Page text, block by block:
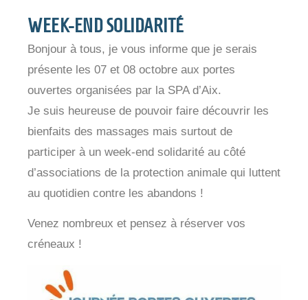
WEEK-END SOLIDARITÉ
Bonjour à tous, je vous informe que je serais
présente les 07 et 08 octobre aux portes
ouvertes organisées par la SPA d’Aix.
Je suis heureuse de pouvoir faire découvrir les
bienfaits des massages mais surtout de
participer à un week-end solidarité au côté
d’associations de la protection animale qui luttent
au quotidien contre les abandons !
Venez nombreux et pensez à réserver vos
créneaux !